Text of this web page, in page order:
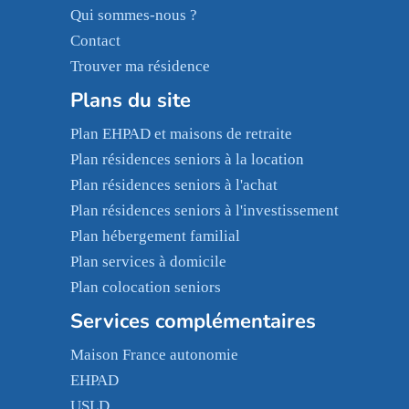
Qui sommes-nous ?
Contact
Trouver ma résidence
Plans du site
Plan EHPAD et maisons de retraite
Plan résidences seniors à la location
Plan résidences seniors à l'achat
Plan résidences seniors à l'investissement
Plan hébergement familial
Plan services à domicile
Plan colocation seniors
Services complémentaires
Maison France autonomie
EHPAD